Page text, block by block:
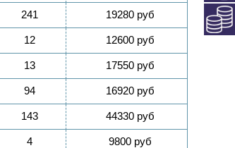
241 19280 руб
12 12600 руб
13 17550 руб
94 16920 руб
143 44330 руб
4 9800 руб